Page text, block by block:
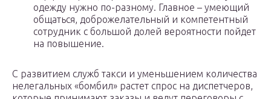
одежду нужно по-разному. Главное – умеющий
общаться, доброжелательный и компетентный
сотрудник с большой долей вероятности пойдет
на повышение.
С развитием служб такси и уменьшением количества
нелегальных «бомбил» растет спрос на диспетчеров,